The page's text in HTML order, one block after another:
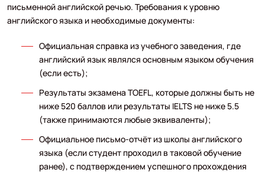
письменной английской речью. Требования к уровню
английского языка и необходимые документы:
Официальная справка из учебного заведения, где
английский язык являлся основным языком обучения
(если есть);
Результаты экзамена TOEFL, которые должны быть не
ниже 520 баллов или результаты IELTS не ниже 5.5
(также принимаются любые эквиваленты);
Официальное письмо-отчёт из школы английского
языка (если студент проходил в таковой обучение
ранее), с подтверждением успешного прохождения